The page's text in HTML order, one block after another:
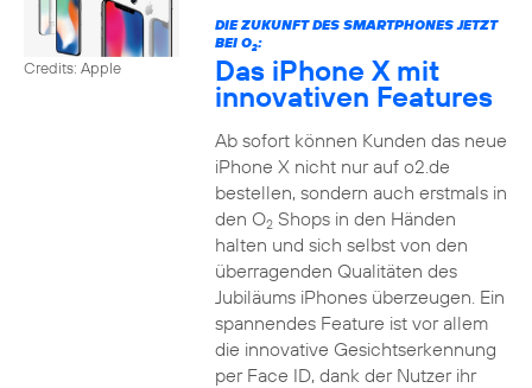
Credits: Apple
DIE ZUKUNFT DES SMARTPHONES JETZT
BEI O2:
Das iPhone X mit
innovativen Features
Ab sofort können Kunden das neue
iPhone X nicht nur auf o2.de
bestellen, sondern auch erstmals in
den O2Shops in den Händen
halten und sich selbst von den
überragenden Qualitäten des
Jubiläums iPhones überzeugen. Ein
spannendes Feature ist vor allem
die innovative Gesichtserkennung
per Face ID, dank der Nutzer ihr